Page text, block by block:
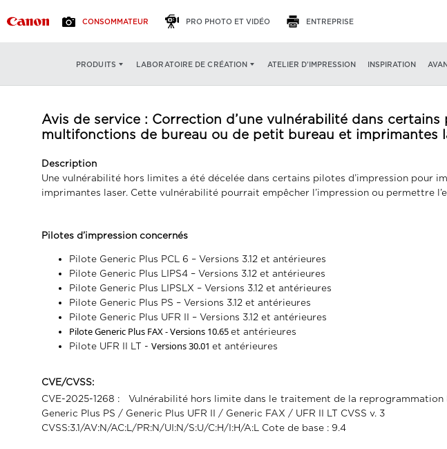
CONSOMMATEUR PRO PHOTO ET VIDÉO ENTREPRISE
PRODUITS LABORATOIRE DE CRÉATION ATELIER D’IMPRESSION INSPIRATION
Avis de service : Correction d’une vulnérabilité dans
multifonctions de bureau ou de petit bureau et imprimantes
Description
Une vulnérabilité hors limites a été décelée dans certains pilotes d’impression
imprimantes laser. Cette vulnérabilité pourrait empêcher l’impression ou permettre
Pilotes d’impression concernés
Pilote Generic Plus PCL 6 – Versions 3.12 et antérieures
Pilote Generic Plus LIPS4 – Versions 3.12 et antérieures
Pilote Generic Plus LIPSLX – Versions 3.12 et antérieures
Pilote Generic Plus PS – Versions 3.12 et antérieures
Pilote Generic Plus UFR II – Versions 3.12 et antérieures
Pilote Generic Plus FAX - Versions 10.65 et antérieures
Pilote UFR II LT - Versions 30.01 et antérieures
CVE/CVSS:
CVE-2025-1268 : Vulnérabilité hors limite dans le traitement de la reprogrammation
Generic Plus PS / Generic Plus UFR II / Generic FAX / UFR II LT CVSS v. 3
CVSS:3.1/AV:N/AC:L/PR:N/UI:N/S:U/C:H/I:H/A:L Cote de base : 9.4